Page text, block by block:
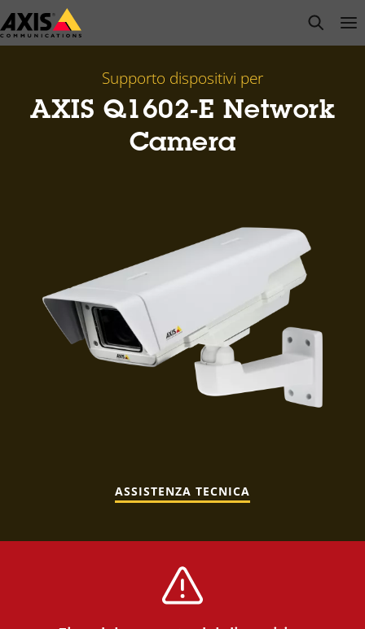
Salta
al
open
Supporto dispositivi per
AXIS Q1602-E Network
Camera
ASSISTENZA TECNICA